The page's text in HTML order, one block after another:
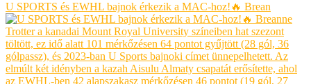
U SPORTS és EWHL bajnok érkezik a MAC-hoz!🔥 Brean